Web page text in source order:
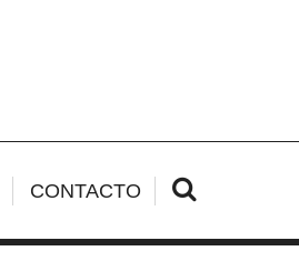
CONTACTO